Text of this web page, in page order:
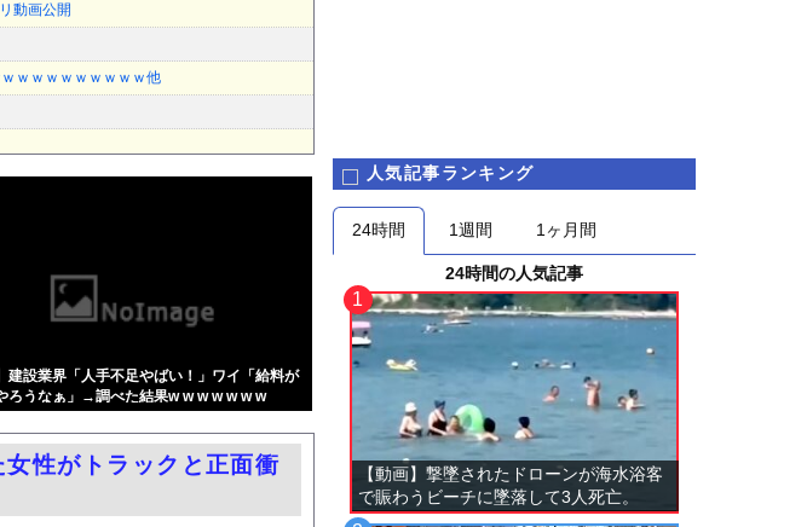
動画公開
ｗｗｗｗｗｗｗｗｗ他
いよいよアメリカみたい...
故ジャンプは読まれな...
は低いとは判断か？！
暑が直撃してしまった結果...
わずに無料で読...
！」中国政府「住民拘束！...
疑いで逮捕 → なお、...
建設業界「人手不足やばい！」ワイ「給料が
ろうなぁ」→調べた結果w w w w w w w
女性がトラックと正面衝
人気記事ランキング
24時間 1週間 1ヶ月間
24時間の人気記事
【動画】撃墜されたドローンが海水浴客
で賑わうビーチに墜落して3人死亡。